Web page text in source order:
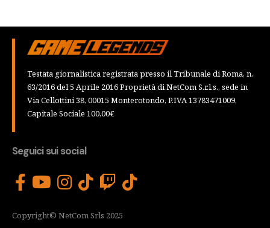
Testata giornalistica registrata presso il Tribunale di Roma, n.
63/2016 del 5 Aprile 2016 Proprietà di NetCom S.r.l.s., sede in
Via Cellottini 38, 00015 Monterotondo, P.IVA 13783471009,
Capitale Sociale 100,00€
Seguici sui social
Copyright© NetCom Srls 2025